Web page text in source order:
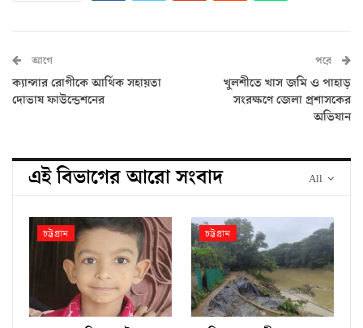
আগে
ক্যান্সার রোগীকে আর্থিক সহায়তা
দোভাষ ফাউন্ডেশনের
পরে
খুলশীতে খাস জমি ও পাহাড়
সংরক্ষণে জেলা প্রশাসকের
অভিযান
All
এই বিভাগের আরো সংবাদ
চট্টগ্রাম চট্টগ্রাম